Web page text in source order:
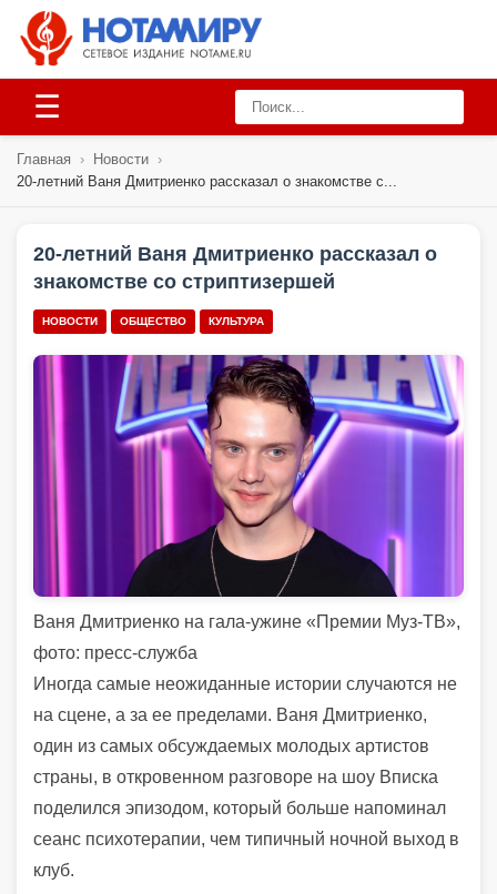
☰
Главная › Новости ›
20-летний Ваня Дмитриенко рассказал о знакомстве с...
20-летний Ваня Дмитриенко рассказал о
знакомстве со стриптизершей
НОВОСТИ ОБЩЕСТВО КУЛЬТУРА
Ваня Дмитриенко на гала-ужине «Премии Муз-ТВ»,
фото: пресс-служба
Иногда самые неожиданные истории случаются не
на сцене, а за ее пределами. Ваня Дмитриенко,
один из самых обсуждаемых молодых артистов
страны, в откровенном разговоре на шоу Вписка
поделился эпизодом, который больше напоминал
сеанс психотерапии, чем типичный ночной выход в
клуб.